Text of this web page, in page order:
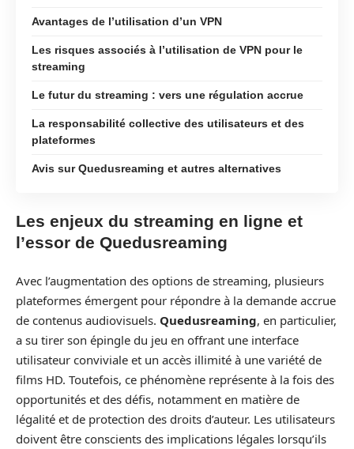
Avantages de l’utilisation d’un VPN
Les risques associés à l’utilisation de VPN pour le
streaming
Le futur du streaming : vers une régulation accrue
La responsabilité collective des utilisateurs et des
plateformes
Avis sur Quedusreaming et autres alternatives
Les enjeux du streaming en ligne et
l’essor de Quedusreaming
Avec l’augmentation des options de streaming, plusieurs
plateformes émergent pour répondre à la demande accrue
de contenus audiovisuels. Quedusreaming, en particulier,
a su tirer son épingle du jeu en offrant une interface
utilisateur conviviale et un accès illimité à une variété de
films HD. Toutefois, ce phénomène représente à la fois des
opportunités et des défis, notamment en matière de
légalité et de protection des droits d’auteur. Les utilisateurs
doivent être conscients des implications légales lorsqu’ils